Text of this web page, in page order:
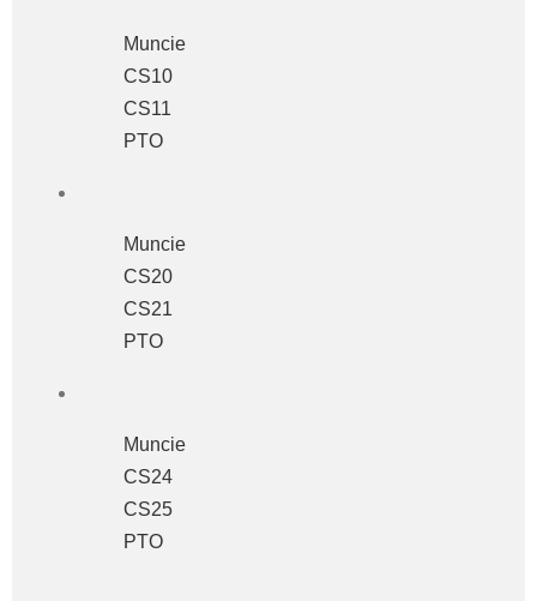
Muncie
CS10
CS11
PTO
Muncie
CS20
CS21
PTO
Muncie
CS24
CS25
PTO